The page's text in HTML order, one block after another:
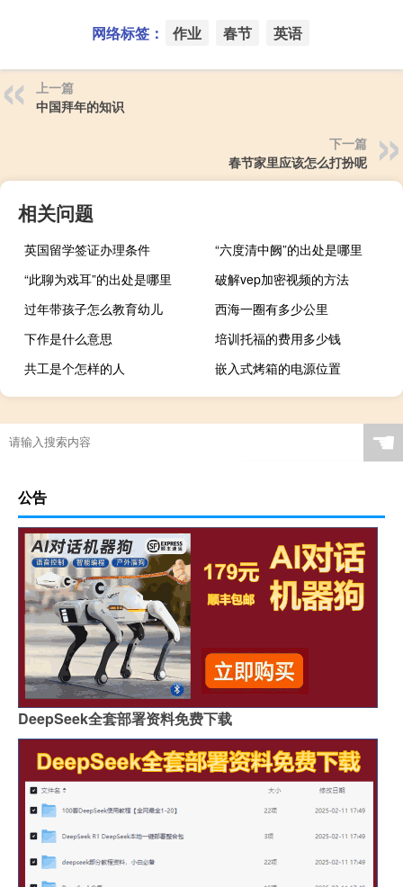
网络标签： 作业 春节 英语
上一篇
中国拜年的知识
下一篇
春节家里应该怎么打扮呢
相关问题
英国留学签证办理条件
“六度清中阙”的出处是哪里
“此聊为戏耳”的出处是哪里
破解vep加密视频的方法
过年带孩子怎么教育幼儿
西海一圈有多少公里
下作是什么意思
培训托福的费用多少钱
共工是个怎样的人
嵌入式烤箱的电源位置
☚
公告
DeepSeek全套部署资料免费下载